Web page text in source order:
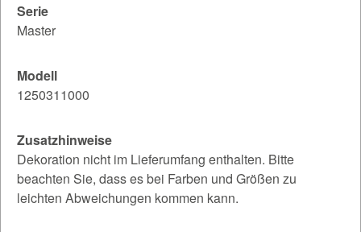
Serie
Master
Modell
1250311000
Zusatzhinweise
Dekoration nicht im Lieferumfang enthalten. Bitte
beachten Sie, dass es bei Farben und Größen zu
leichten Abweichungen kommen kann.